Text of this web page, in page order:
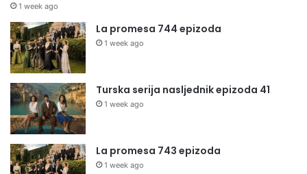
1 week ago
La promesa 744 epizoda
1 week ago
Turska serija nasljednik epizoda 41
1 week ago
La promesa 743 epizoda
1 week ago